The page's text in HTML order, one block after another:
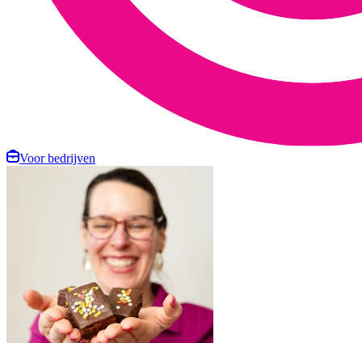
Voor bedrijven